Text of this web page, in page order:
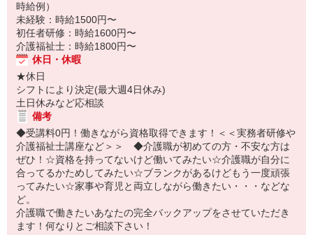
時給例）
未経験：時給1500円〜
初任者研修：時給1600円〜
介護福祉士：時給1800円〜
休日・休暇
★休日
シフトにより決定(最大週4日休み)
土日休みなど応相談
備考
◆受講料0円！働きながら資格取得できます！＜＜実務者研修や
介護福祉士講座など＞＞ ◆介護職が初めての方・不安な方は
ぜひ！☆資格を持ってないけど働いてみたい☆介護職が自分に
合ってるかためしてみたい☆ブランクがあるけどもう一度頑張
ってみたい☆家事や育児と両立しながら働きたい・・・などな
ど。
介護職で働きたいあなたの完全バックアップをさせていただき
ます！何なりとご相談下さい！